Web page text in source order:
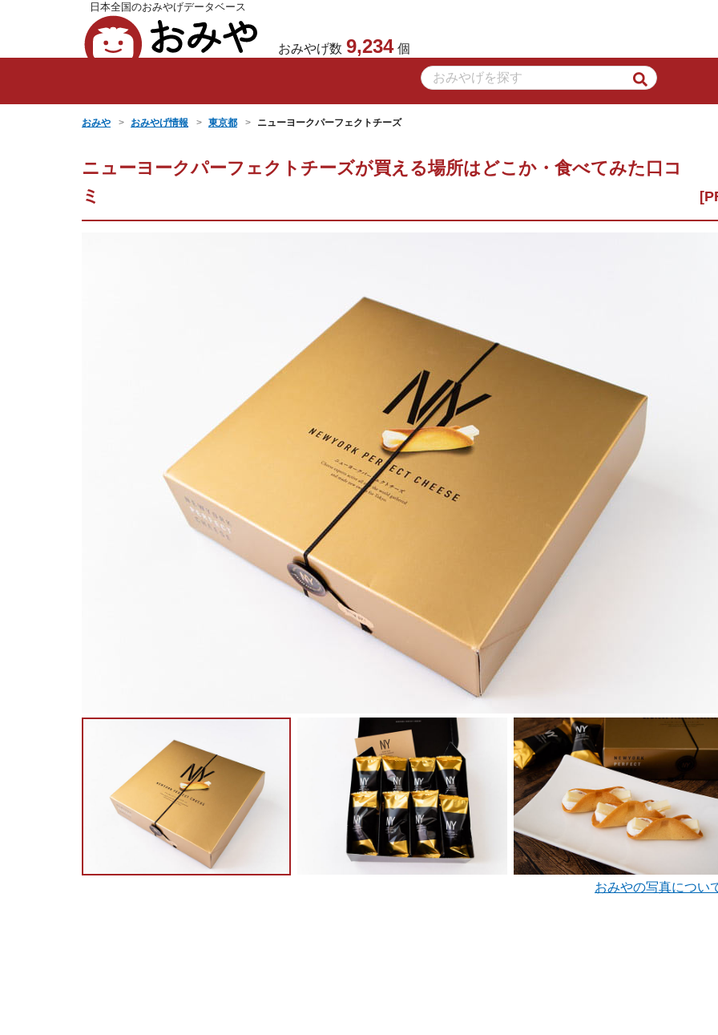
日本全国のおみやげデータベース
おみやげ数 9,234 個
おみや おみやげ情報 東京都 ニューヨークパーフェクトチーズ
ニューヨークパーフェクトチーズが買える場所はどこか・食べてみた口コ
ミ
おみやの写真につい